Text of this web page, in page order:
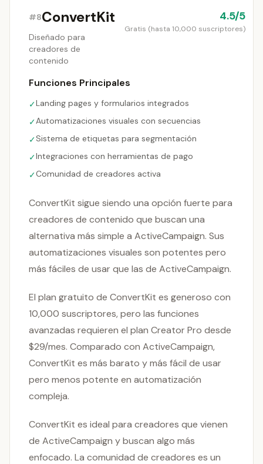
#8ConvertKit
Diseñado para
creadores de
contenido
4.5/5
Gratis (hasta 10,000 suscriptores)
Funciones Principales
✓Landing pages y formularios integrados
✓Automatizaciones visuales con secuencias
✓Sistema de etiquetas para segmentación
✓Integraciones con herramientas de pago
✓Comunidad de creadores activa
ConvertKit sigue siendo una opción fuerte para
creadores de contenido que buscan una
alternativa más simple a ActiveCampaign. Sus
automatizaciones visuales son potentes pero
más fáciles de usar que las de ActiveCampaign.
El plan gratuito de ConvertKit es generoso con
10,000 suscriptores, pero las funciones
avanzadas requieren el plan Creator Pro desde
$29/mes. Comparado con ActiveCampaign,
ConvertKit es más barato y más fácil de usar
pero menos potente en automatización
compleja.
ConvertKit es ideal para creadores que vienen
de ActiveCampaign y buscan algo más
enfocado. La comunidad de creadores es un